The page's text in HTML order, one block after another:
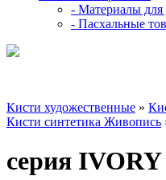
- Материалы для
- Пасхальные
Кисти художественные »
Кисти синтетика Живопись
серия